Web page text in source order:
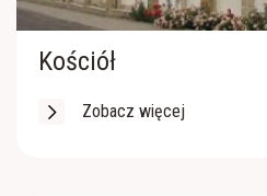
Kościół
Zobacz więcej